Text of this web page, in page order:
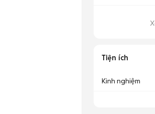
Tiện ích
Kinh nghiệm